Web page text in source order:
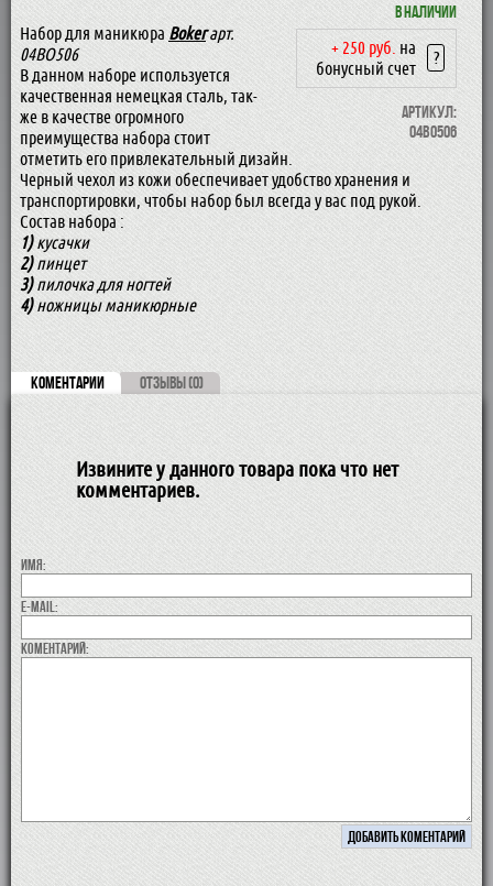
В наличии
+ 250 руб.на
бонусный счет
?
Артикул:
04BO506
Набор для маникюра Bokerарт.
04BO506
В данном наборе используется
качественная немецкая сталь, так-
же в качестве огромного
преимущества набора стоит
отметить его привлекательный дизайн.
Черный чехол из кожи обеспечивает удобство хранения и
транспортировки, чтобы набор был всегда у вас под рукой.
Состав набора :
1)кусачки
2)пинцет
3)пилочка для ногтей
4)ножницы маникюрные
КОМЕНТАРИИ ОТЗЫВЫ (0)
Извините у данного товара пока что нет
комментариев.
Имя:
E-MAIL:
коментарий: